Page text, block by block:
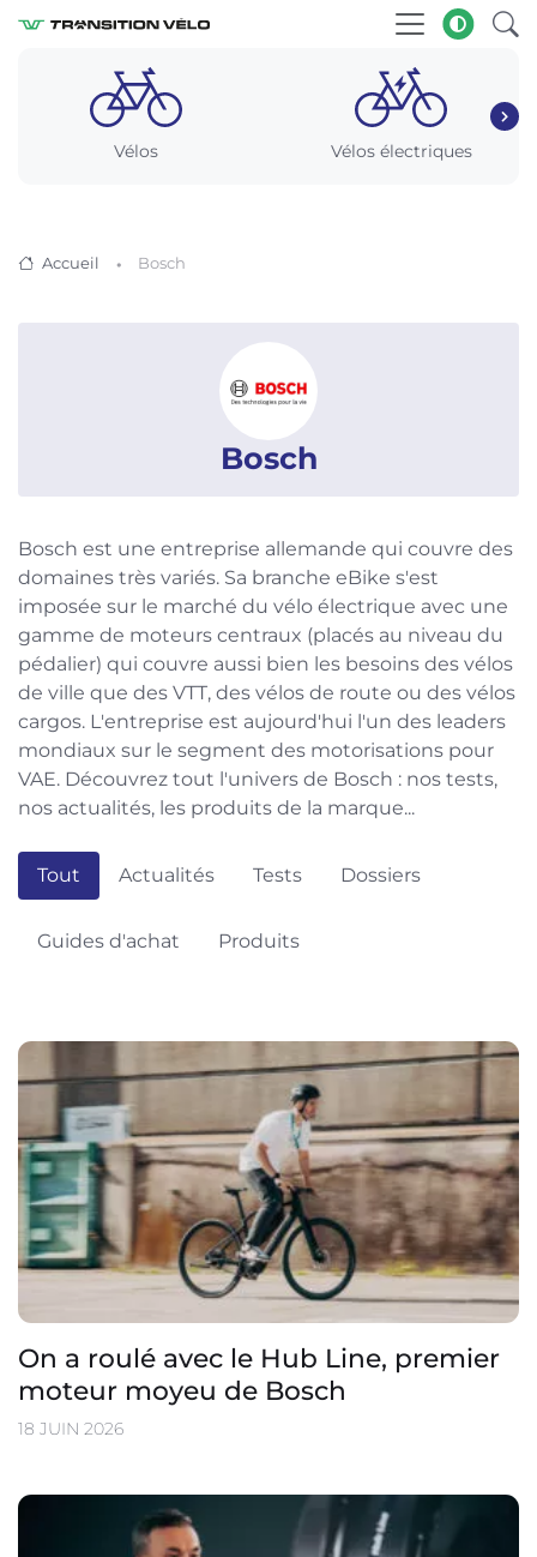
Vélos Vélos électriques
Accueil Bosch
Bosch
Bosch est une entreprise allemande qui couvre des
domaines très variés. Sa branche eBike s'est
imposée sur le marché du vélo électrique avec une
gamme de moteurs centraux (placés au niveau du
pédalier) qui couvre aussi bien les besoins des vélos
de ville que des VTT, des vélos de route ou des vélos
cargos. L'entreprise est aujourd'hui l'un des leaders
mondiaux sur le segment des motorisations pour
VAE. Découvrez tout l'univers de Bosch : nos tests,
nos actualités, les produits de la marque...
Tout Actualités Tests Dossiers
Guides d'achat Produits
On a roulé avec le Hub Line, premier
moteur moyeu de Bosch
18 JUIN 2026